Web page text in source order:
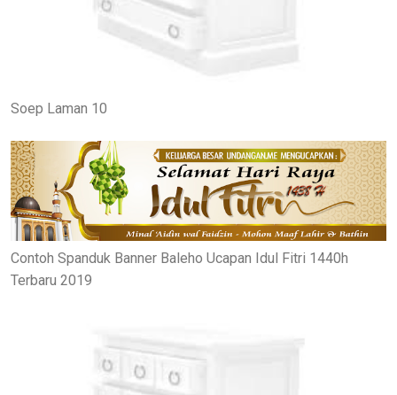
Soep Laman 10
Contoh Spanduk Banner Baleho Ucapan Idul Fitri 1440h
Terbaru 2019